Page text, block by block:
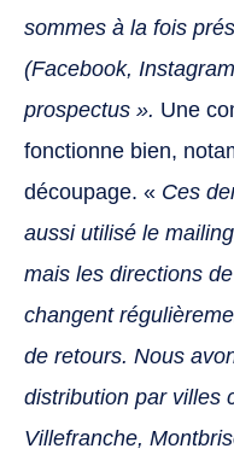
sommes à la fois
(Facebook,
prospectus ». Une
fonctionne bien,
découpage. « Ces
aussi utilisé le
mais les directions
changent
de retours. Nous
distribution par villes
Villefranche,